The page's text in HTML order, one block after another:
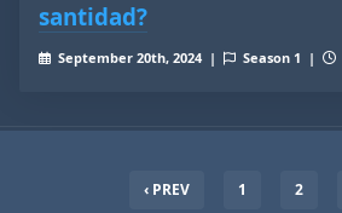
santidad?
September 20th, 2024 | Season 1 |
‹ PREV 1 2